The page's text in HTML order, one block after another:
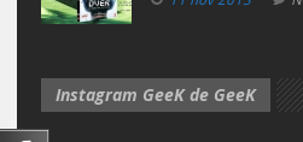
Instagram GeeK de GeeK